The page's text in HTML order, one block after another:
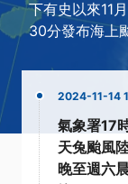
下有史以來11
30分發布海上
2024-11-14
氣象署17
天兔颱風
晚至週六